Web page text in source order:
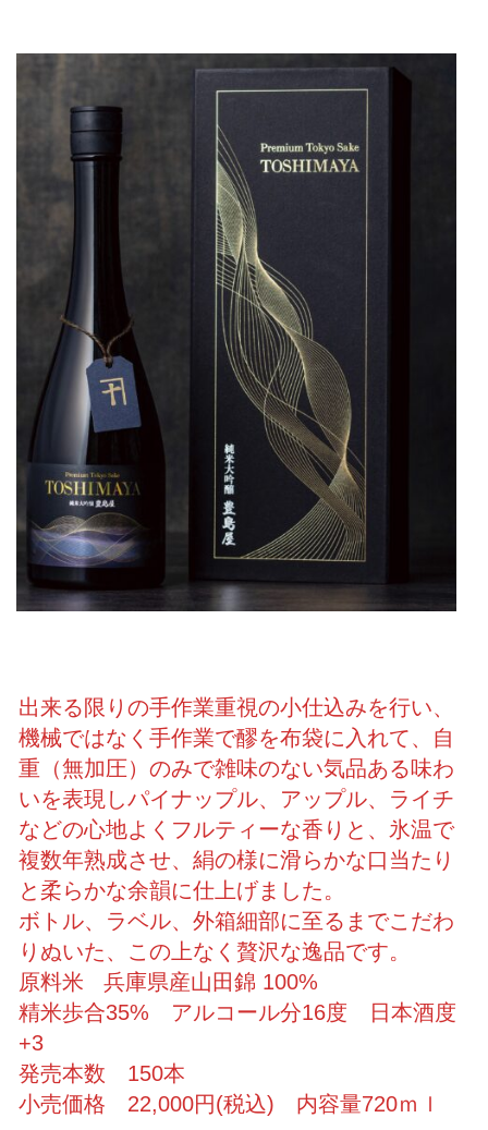
出来る限りの手作業重視の小仕込みを行い、
機械ではなく手作業で醪を布袋に入れて、自
重（無加圧）のみで雑味のない気品ある味わ
いを表現しパイナップル、アップル、ライチ
などの心地よくフルティーな香りと、氷温で
複数年熟成させ、絹の様に滑らかな口当たり
と柔らかな余韻に仕上げました。
ボトル、ラベル、外箱細部に至るまでこだわ
りぬいた、この上なく贅沢な逸品です。
原料米 兵庫県産山田錦 100%
精米歩合35% アルコール分16度 日本酒度
+3
発売本数 150本
小売価格 22,000円(税込) 内容量720ｍｌ